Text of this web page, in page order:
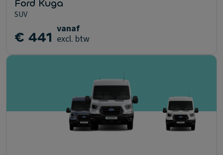
Ford Kuga
SUV
€ 441 vanaf
excl. btw